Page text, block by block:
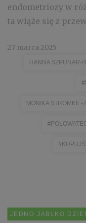
endometriozy w
ta wiąże się z
27 marca 2025
HANNA SZPUNAR-
MONIKA STROMKIE-
JEDNO JABŁKO